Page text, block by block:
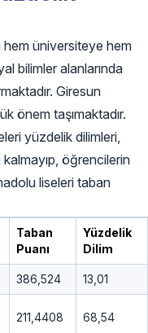
hem üniversiteye hem
bilimler alanlarında
Giresun
önem taşımaktadır.
yüzdelik dilimleri,
öğrencilerin
liseleri taban
Taban
Puanı
Yüzdelik
Dilim
386,524 13,01
211,4408 68,54